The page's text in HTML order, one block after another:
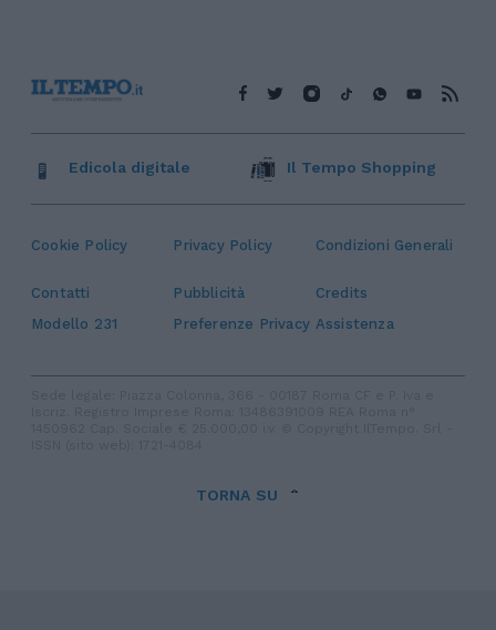
Cookie Policy Privacy Policy Condizioni Generali
Contatti Pubblicità
Credits
Modello 231
Preferenze Privacy Assistenza
Edicola digitale Il Tempo Shopping
TORNA SU